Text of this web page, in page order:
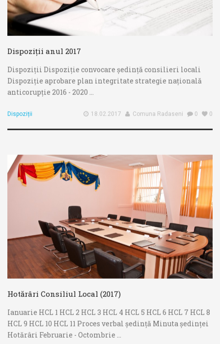
Dispoziții anul 2017
Dispoziții Dispoziție convocare ședință consilieri locali
Dispoziție aprobare plan integritate strategie națională
anticorupție 2016 - 2020 ...
Dispoziții 18.02.2017 Comuna Radaseni 0 0
Hotărâri Consiliul Local (2017)
Ianuarie HCL 1 HCL 2 HCL 3 HCL 4 HCL 5 HCL 6 HCL 7 HCL 8
HCL 9 HCL 10 HCL 11 Proces verbal ședință Minuta ședinței
Hotărâri Februarie - Octombrie ...